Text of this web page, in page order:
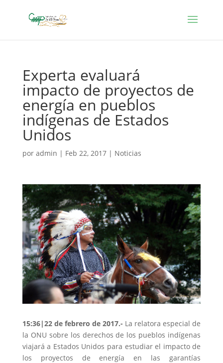
Experta evaluará
impacto de proyectos de
energía en pueblos
indígenas de Estados
Unidos
por admin | Feb 22, 2017| Noticias
15:36|22 de febrero de 2017.- La relatora especial de
la ONU sobre los derechos de los pueblos indígenas
viajará a Estados Unidos para estudiar el impacto de
los proyectos de energía en las garantías